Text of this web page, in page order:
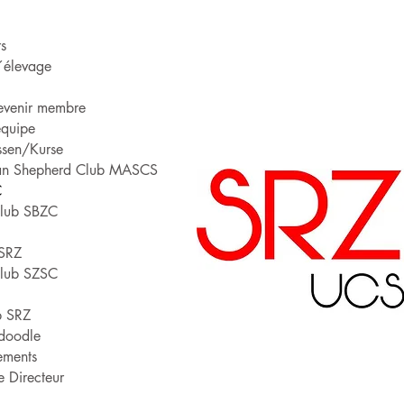
membre
Kurse
Shepherd Club MASCS
SBZC
SZSC
SRZ
Directeur